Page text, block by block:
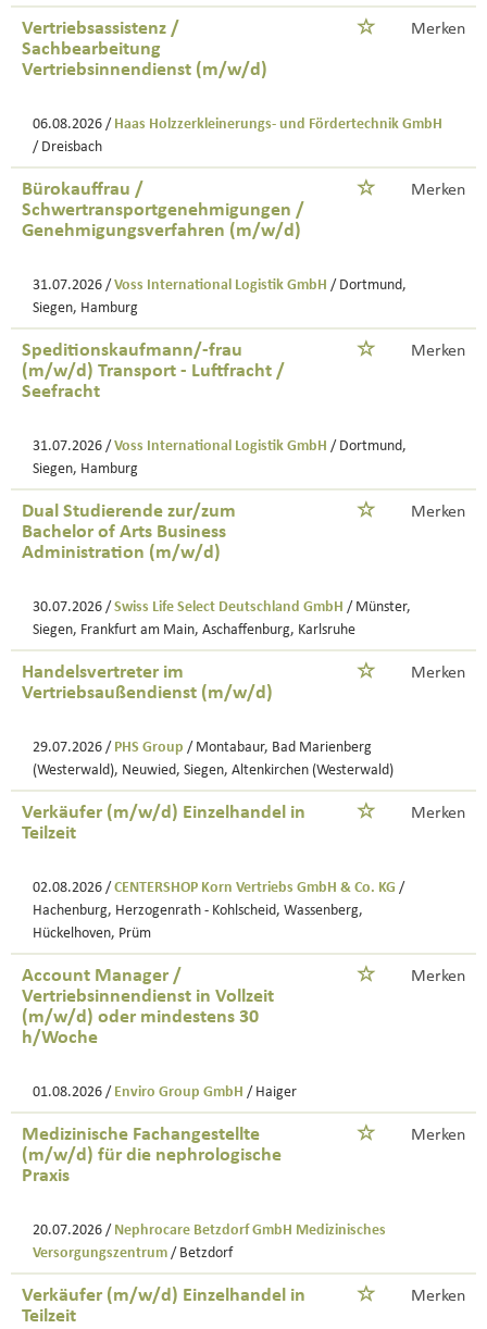
Vertriebsassistenz /
Sachbearbeitung
Vertriebsinnendienst (m/w/d)
Merken
06.08.2026 / Haas Holzzerkleinerungs- und Fördertechnik GmbH
/ Dreisbach
Bürokauffrau /
Schwertransportgenehmigungen /
Genehmigungsverfahren (m/w/d)
Merken
31.07.2026 / Voss International Logistik GmbH / Dortmund,
Siegen, Hamburg
Speditionskaufmann/-frau
(m/w/d) Transport - Luftfracht /
Seefracht
Merken
31.07.2026 / Voss International Logistik GmbH / Dortmund,
Siegen, Hamburg
Dual Studierende zur/zum
Bachelor of Arts Business
Administration (m/w/d)
Merken
30.07.2026 / Swiss Life Select Deutschland GmbH / Münster,
Siegen, Frankfurt am Main, Aschaffenburg, Karlsruhe
Handelsvertreter im
Vertriebsaußendienst (m/w/d)
Merken
29.07.2026 / PHS Group / Montabaur, Bad Marienberg
(Westerwald), Neuwied, Siegen, Altenkirchen (Westerwald)
Verkäufer (m/w/d) Einzelhandel in
Teilzeit
Merken
02.08.2026 / CENTERSHOP Korn Vertriebs GmbH & Co. KG /
Hachenburg, Herzogenrath - Kohlscheid, Wassenberg,
Hückelhoven, Prüm
Account Manager /
Vertriebsinnendienst in Vollzeit
(m/w/d) oder mindestens 30
h/Woche
Merken
01.08.2026 / Enviro Group GmbH / Haiger
Medizinische Fachangestellte
(m/w/d) für die nephrologische
Praxis
Merken
20.07.2026 / Nephrocare Betzdorf GmbH Medizinisches
Versorgungszentrum / Betzdorf
Verkäufer (m/w/d) Einzelhandel in
Teilzeit
Merken